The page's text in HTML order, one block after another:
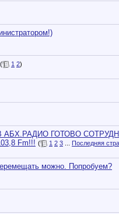
( 1 2)
ГОТОВО
Fm!!! ( 1 2 3 Последняя
можно. Попробуем?